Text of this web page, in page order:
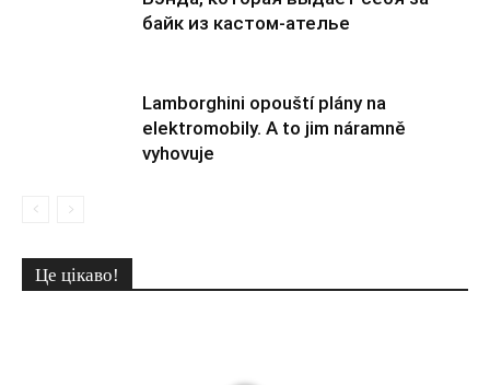
байк из кастом-ателье
Lamborghini opouští plány na
elektromobily. A to jim náramně
vyhovuje
Це цікаво!